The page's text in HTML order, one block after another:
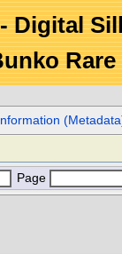
Digital
Page